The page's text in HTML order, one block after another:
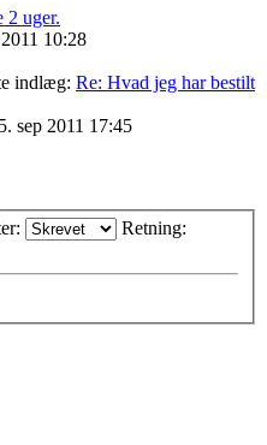
2 uger.
10:28
indlæg: Re: Hvad jeg har bestilt
sep 2011 17:45
Retning: